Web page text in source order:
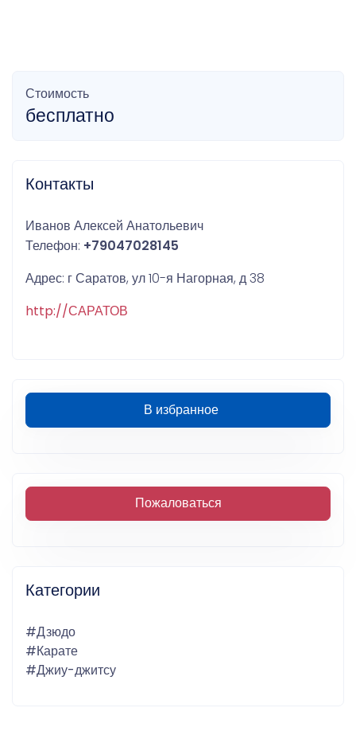
Стоимость
бесплатно
Контакты
Иванов Алексей Анатольевич
Телефон: +79047028145
Адрес: г Саратов, ул 10-я Нагорная, д 38
http://САРАТОВ
В избранное
Пожаловаться
Категории
#Дзюдо
#Карате
#Джиу-джитсу